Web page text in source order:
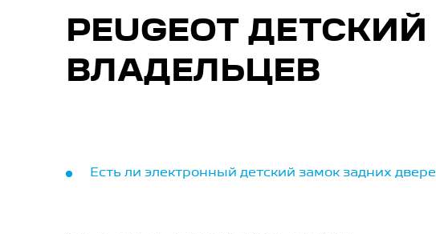
PEUGEOT
ВЛАДЕЛЬЦЕВ
Есть ли электронный детский замок задних